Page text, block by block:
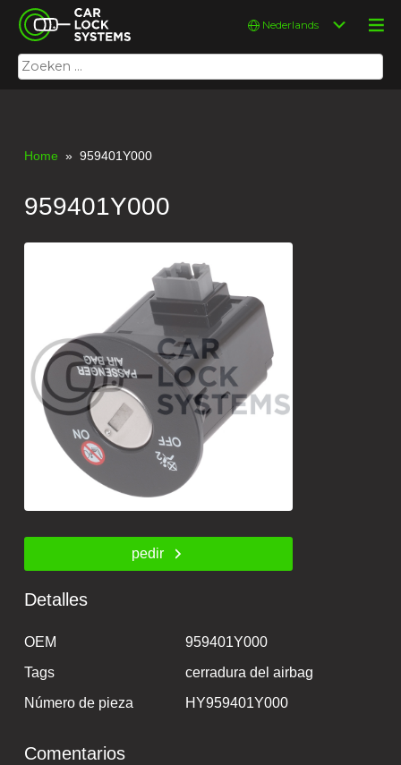
content
Car Lock Systems
Car Lock Systems
Zoeken
naar:
Kies
taal
Home » 959401Y000
959401Y000
pedir
Detalles
OEM
959401Y000
Tags
cerradura del airbag
Número de pieza
HY959401Y000
Comentarios